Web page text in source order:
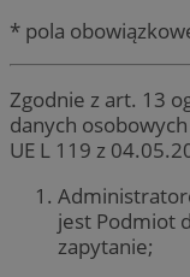
* pola
Zgodnie z art. 13
danych
UE L 119 z
jest Podmiot
zapytanie;